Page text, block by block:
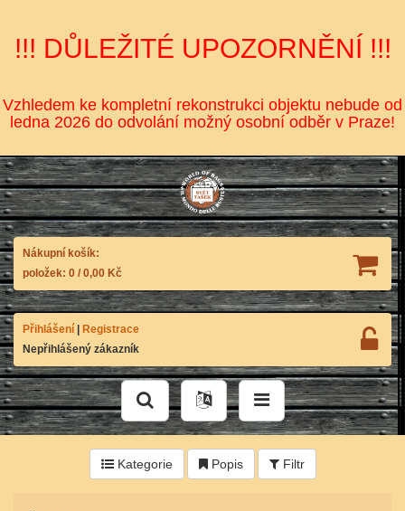
!!! DŮLEŽITÉ UPOZORNĚNÍ !!!
Vzhledem ke kompletní rekonstrukci objektu nebude od
ledna 2026 do odvolání možný osobní odběr v Praze!
Nákupní košík:
položek: 0 / 0,00 Kč
Přihlášení
Registrace
Nepřihlášený zákazník
Kategorie Popis Filtr